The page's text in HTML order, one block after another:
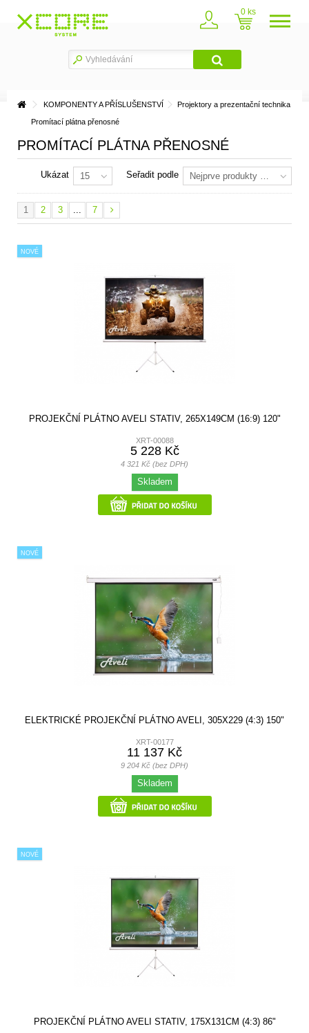
0
KOMPONENTY A PŘÍSLUŠENSTVÍ Projektory a prezentační technika
Promítací plátna přenosné
PROMÍTACÍ PLÁTNA PŘENOSNÉ
Seřadit podle Nejprve produkty skladem
Ukázat 15
1 2 3 ... 7
NOVÉ
PROJEKČNÍ PLÁTNO AVELI STATIV, 265X149CM (16:9) 120"
XRT-00088
5 228 Kč
4 321 Kč (bez DPH)
Skladem
NOVÉ
ELEKTRICKÉ PROJEKČNÍ PLÁTNO AVELI, 305X229 (4:3) 150"
XRT-00177
11 137 Kč
9 204 Kč (bez DPH)
Skladem
NOVÉ
PROJEKČNÍ PLÁTNO AVELI STATIV, 175X131CM (4:3) 86"